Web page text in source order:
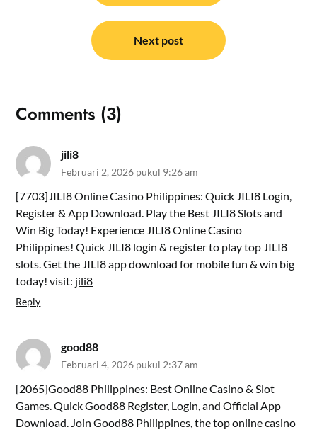
Next post
Comments (3)
jili8
Februari 2, 2026 pukul 9:26 am
[7703]JILI8 Online Casino Philippines: Quick JILI8 Login,
Register & App Download. Play the Best JILI8 Slots and
Win Big Today! Experience JILI8 Online Casino
Philippines! Quick JILI8 login & register to play top JILI8
slots. Get the JILI8 app download for mobile fun & win big
today! visit: jili8
Reply
good88
Februari 4, 2026 pukul 2:37 am
[2065]Good88 Philippines: Best Online Casino & Slot
Games. Quick Good88 Register, Login, and Official App
Download. Join Good88 Philippines, the top online casino